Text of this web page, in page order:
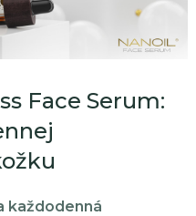
Face Serum:
každodenná